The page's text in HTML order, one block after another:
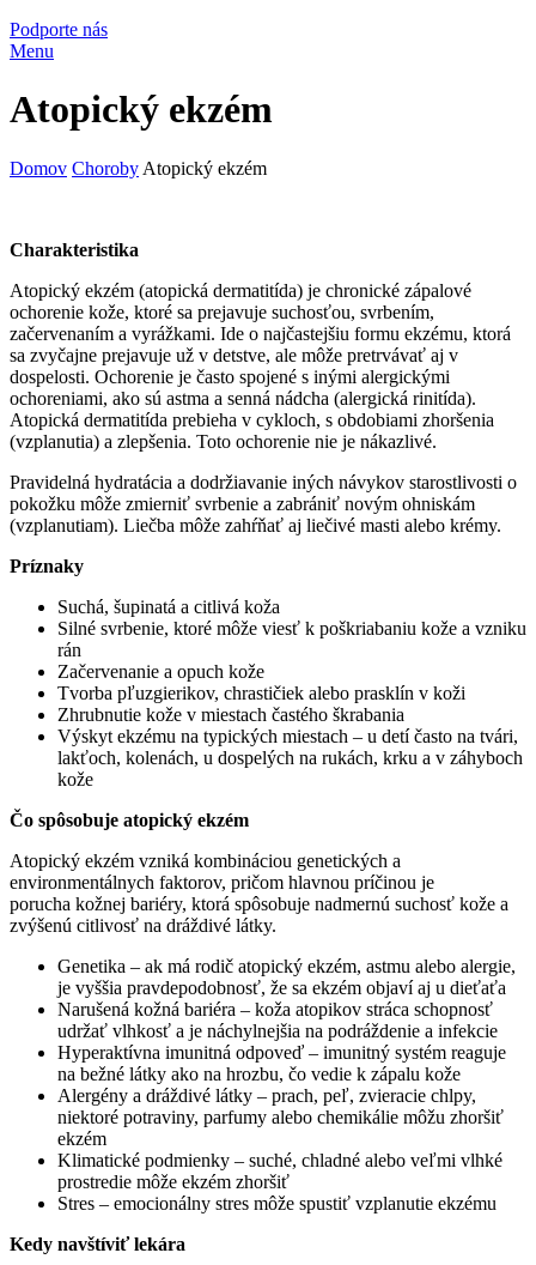
Podporte nás
Menu
Atopický ekzém
Domov Choroby Atopický ekzém
Charakteristika
Atopický ekzém (atopická dermatitída) je chronické zápalové
ochorenie kože, ktoré sa prejavuje suchosťou, svrbením,
začervenaním a vyrážkami. Ide o najčastejšiu formu ekzému, ktorá
sa zvyčajne prejavuje už v detstve, ale môže pretrvávať aj v
dospelosti. Ochorenie je často spojené s inými alergickými
ochoreniami, ako sú astma a senná nádcha (alergická rinitída).
Atopická dermatitída prebieha v cykloch, s obdobiami zhoršenia
(vzplanutia) a zlepšenia. Toto ochorenie nie je nákazlivé.
Pravidelná hydratácia a dodržiavanie iných návykov starostlivosti o
pokožku môže zmierniť svrbenie a zabrániť novým ohniskám
(vzplanutiam). Liečba môže zahŕňať aj liečivé masti alebo krémy.
Príznaky
Suchá, šupinatá a citlivá koža
Silné svrbenie, ktoré môže viesť k poškriabaniu kože a vzniku
rán
Začervenanie a opuch kože
Tvorba pľuzgierikov, chrastičiek alebo prasklín v koži
Zhrubnutie kože v miestach častého škrabania
Výskyt ekzému na typických miestach – u detí často na tvári,
lakťoch, kolenách, u dospelých na rukách, krku a v záhyboch
kože
Čo spôsobuje atopický ekzém
Atopický ekzém vzniká kombináciou genetických a
environmentálnych faktorov, pričom hlavnou príčinou je
porucha kožnej bariéry, ktorá spôsobuje nadmernú suchosť kože a
zvýšenú citlivosť na dráždivé látky.
Genetika – ak má rodič atopický ekzém, astmu alebo alergie,
je vyššia pravdepodobnosť, že sa ekzém objaví aj u dieťaťa
Narušená kožná bariéra – koža atopikov stráca schopnosť
udržať vlhkosť a je náchylnejšia na podráždenie a infekcie
Hyperaktívna imunitná odpoveď – imunitný systém reaguje
na bežné látky ako na hrozbu, čo vedie k zápalu kože
Alergény a dráždivé látky – prach, peľ, zvieracie chlpy,
niektoré potraviny, parfumy alebo chemikálie môžu zhoršiť
ekzém
Klimatické podmienky – suché, chladné alebo veľmi vlhké
prostredie môže ekzém zhoršiť
Stres – emocionálny stres môže spustiť vzplanutie ekzému
Kedy navštíviť lekára